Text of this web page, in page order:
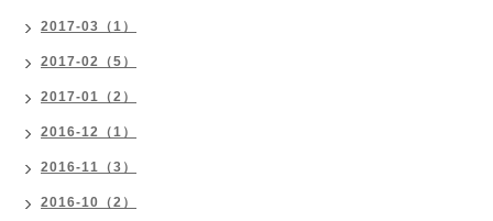
2017-03（1）
2017-02（5）
2017-01（2）
2016-12（1）
2016-11（3）
2016-10（2）